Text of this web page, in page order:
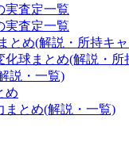
実査定一覧
実査定一覧
とめ(解説・所持キ
化球まとめ(解説・所
説・一覧)
め
まとめ(解説・一覧)